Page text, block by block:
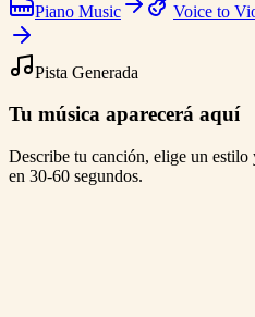
Piano Music Voice to
Pista Generada
Tu música aparecerá aquí
Describe tu canción, elige un
en 30-60 segundos.